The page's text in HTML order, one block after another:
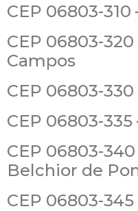
CEP 06803-
CEP 06803-
Campos
CEP 06803-
CEP 06803-
CEP 06803-
Belchior de
CEP 06803-